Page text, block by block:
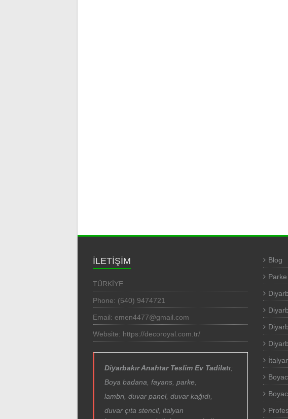
İLETİŞİM
TÜRKİYE
Phone: (540) 9474721
Email: emen4477@gmail.com
Website: https://decoroyal.com.tr/
Diyarbakır Anahtar Teslim Ev Tadilatı;
Boya badana
fayans parke
lambri, duvar panel, duvar kağıdı
duvar çıta stencil, italyan
Blog